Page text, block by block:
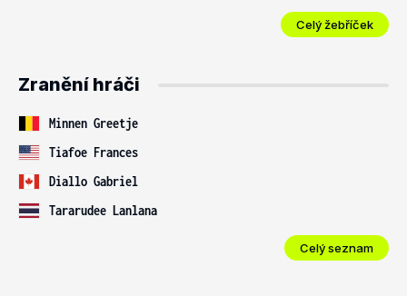
Celý žebříček
Zranění hráči
Minnen Greetje
Tiafoe Frances
Diallo Gabriel
Tararudee Lanlana
Celý seznam